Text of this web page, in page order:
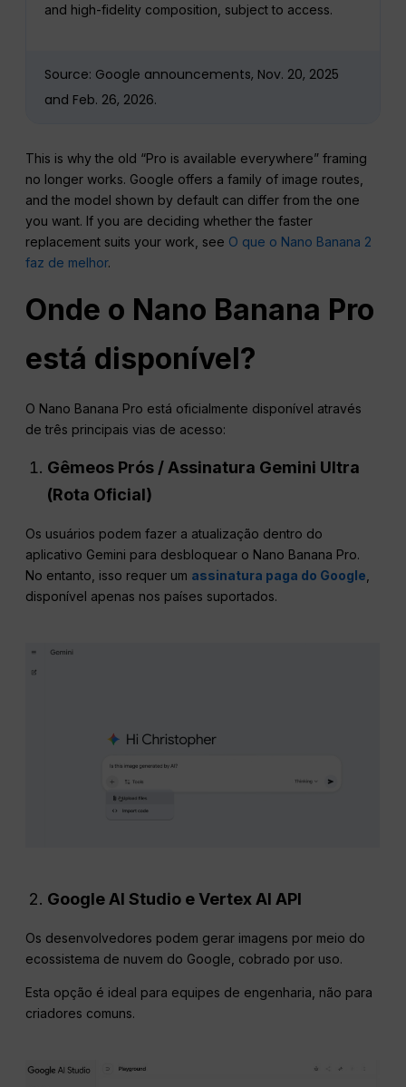
and high-fidelity composition, subject to access.
Source: Google announcements, Nov. 20, 2025
and Feb. 26, 2026.
This is why the old “Pro is available everywhere” framing
no longer works. Google offers a family of image routes,
and the model shown by default can differ from the one
you want. If you are deciding whether the faster
replacement suits your work, see O que o Nano Banana 2
faz de melhor.
Onde o Nano Banana Pro
está disponível?
O Nano Banana Pro está oficialmente disponível através
de três principais vias de acesso:
Gêmeos Prós / Assinatura Gemini Ultra
(Rota Oficial)
Os usuários podem fazer a atualização dentro do
aplicativo Gemini para desbloquear o Nano Banana Pro.
No entanto, isso requer um assinatura paga do Google,
disponível apenas nos países suportados.
Google AI Studio e Vertex AI API
Os desenvolvedores podem gerar imagens por meio do
ecossistema de nuvem do Google, cobrado por uso.
Esta opção é ideal para equipes de engenharia, não para
criadores comuns.